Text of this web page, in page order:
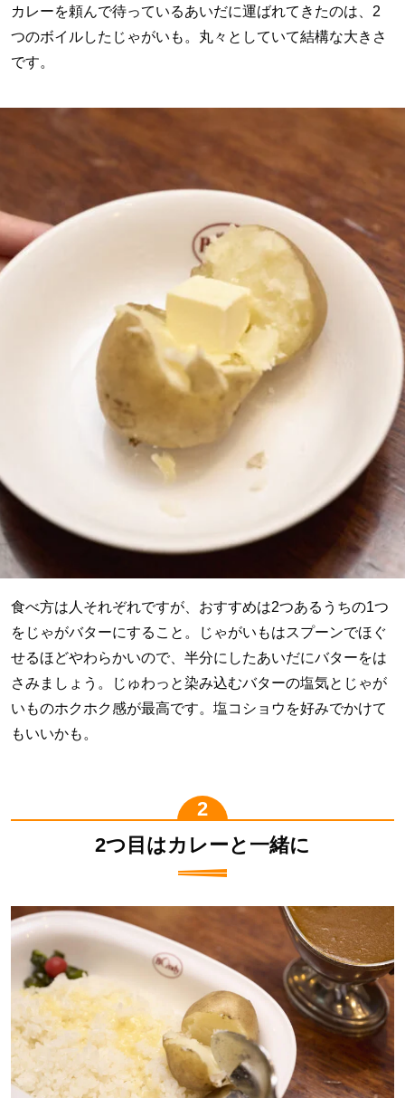
カレーを頼んで待っているあいだに運ばれてきたのは、2
つのボイルしたじゃがいも。丸々としていて結構な大きさ
です。
食べ方は人それぞれですが、おすすめは2つあるうちの1つ
をじゃがバターにすること。じゃがいもはスプーンでほぐ
せるほどやわらかいので、半分にしたあいだにバターをは
さみましょう。じゅわっと染み込むバターの塩気とじゃが
いものホクホク感が最高です。塩コショウを好みでかけて
もいいかも。
2つ目はカレーと一緒に